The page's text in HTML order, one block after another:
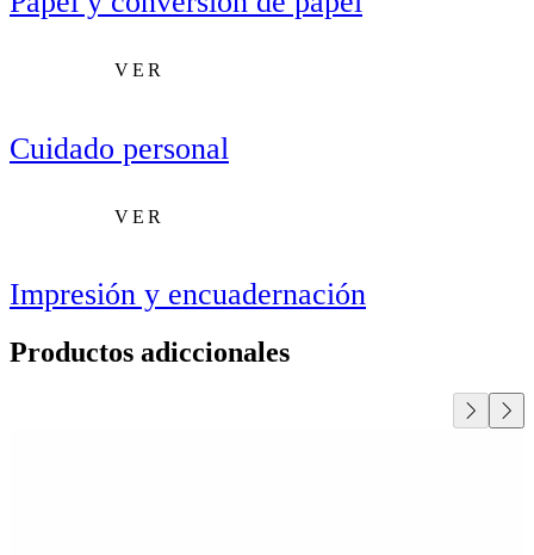
VER
Cuidado personal
VER
Impresión y encuadernación
Productos adiccionales